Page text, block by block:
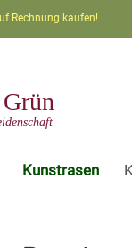
Rechnung kaufen!
Kunstrasen